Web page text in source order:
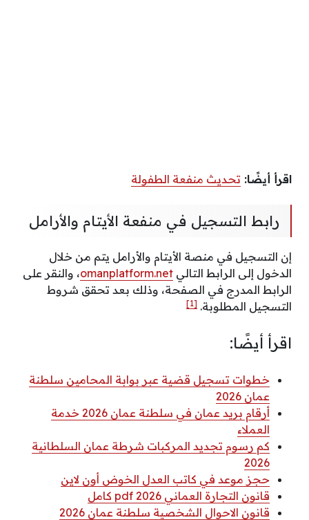
اقرأ أيضًا: تحديث منفعة الطفولة
رابط التسجيل في منفعة الأيتام والأرامل
إن التسجيل في منصة الأيتام والأرامل يتم من خلال
الدخول إلى الرابط التالي omanplatform.net، والنقر على
الرابط المدرج في الصفحة، وذلك بعد تحقق شروط
التسجيل المطلوبة. [1]
اقرأ أيضًا:
خطوات تسجيل قضية عبر بوابة المحامين سلطنة
عمان 2026
أرقام بريد عمان في سلطنة عمان 2026 خدمة
العملاء
كم رسوم تجديد المركبات شرطة عمان السلطانية
2026
حجز موعد في كاتب العدل الخوض أون لاين
قانون التجارة العماني 2026 pdf كامل
قانون الاحوال الشخصية سلطنة عمان 2026